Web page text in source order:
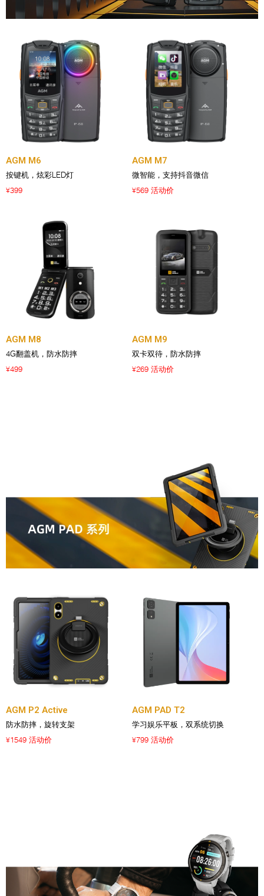
AGM M6
按键机，炫彩LED灯
¥399
AGM M7
微智能，支持抖音微信
¥569 活动价
AGM M8
4G翻盖机，防水防摔
¥499
AGM M9
双卡双待，防水防摔
¥269 活动价
AGM P2 Active
防水防摔，旋转支架
¥1549 活动价
AGM PAD T2
学习娱乐平板，双系统切换
¥799 活动价